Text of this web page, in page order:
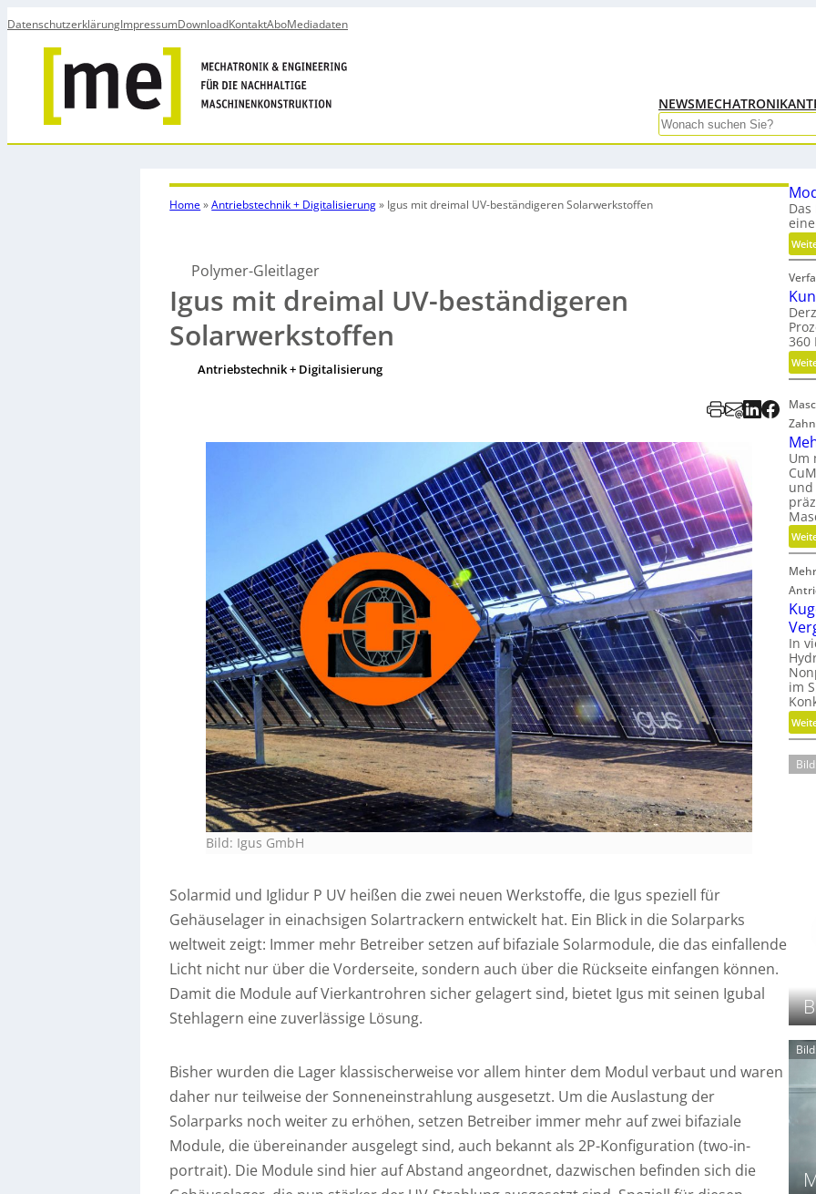
DatenschutzerklärungImpressumDownloadKontaktAboMediadaten
NEWSMECHATRONIK
Search
Home»Antriebstechnik + Digitalisierung» Igus mit dreimal UV-beständigeren Solarwerkstoffen
Polymer-Gleitlager
Igus mit dreimal UV-beständigeren
Solarwerkstoffen
Antriebstechnik + Digitalisierung
Bild: Igus GmbH
Solarmid und Iglidur P UV heißen die zwei neuen Werkstoffe, die Igus speziell für
Gehäuselager in einachsigen Solartrackern entwickelt hat. Ein Blick in die Solarparks
weltweit zeigt: Immer mehr Betreiber setzen auf bifaziale Solarmodule, die das einfallende
Licht nicht nur über die Vorderseite, sondern auch über die Rückseite einfangen können.
Damit die Module auf Vierkantrohren sicher gelagert sind, bietet Igus mit seinen Igubal
Stehlagern eine zuverlässige Lösung.
Bisher wurden die Lager klassischerweise vor allem hinter dem Modul verbaut und waren
daher nur teilweise der Sonneneinstrahlung ausgesetzt. Um die Auslastung der
Solarparks noch weiter zu erhöhen, setzen Betreiber immer mehr auf zwei bifaziale
Module, die übereinander ausgelegt sind, auch bekannt als 2P-Konfiguration (two-in-
portrait). Die Module sind hier auf Abstand angeordnet, dazwischen befinden sich die
360
Um
und
In
im